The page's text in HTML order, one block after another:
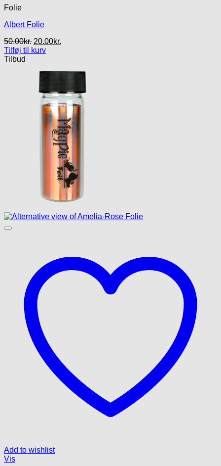
Folie
Albert Folie
50.00kr. Den
oprindelige
50.00kr..
20.00kr.
20.00kr..
Tilføj til kurv
Tilbud
Add to wishlist
Vis